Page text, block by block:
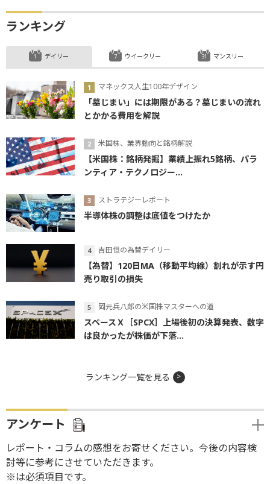
ランキング
デイリー
マネックス人生100年デザイン
「墓じまい」には期限がある？墓じまいの流れ
とかかる費用を解説
米国株、業界動向と銘柄解説
【米国株：銘柄発掘】業績上振れ5銘柄、パラ
ンティア・テクノロジー...
ストラテジーレポート
半導体株の調整は底値をつけたか
吉田恒の為替デイリー
【為替】120日MA（移動平均線）割れが示す円
売り取引の損失
岡元兵八郎の米国株マスターへの道
スペースＸ［SPCX］上場後初の決算発表、数字
は良かったが株価が下落...
ウイークリー マンスリー
ランキング一覧を見る
アンケート
レポート・コラムの感想をお寄せください。今後の内容検
討等に参考にさせていただきます。
※は必須項目です。